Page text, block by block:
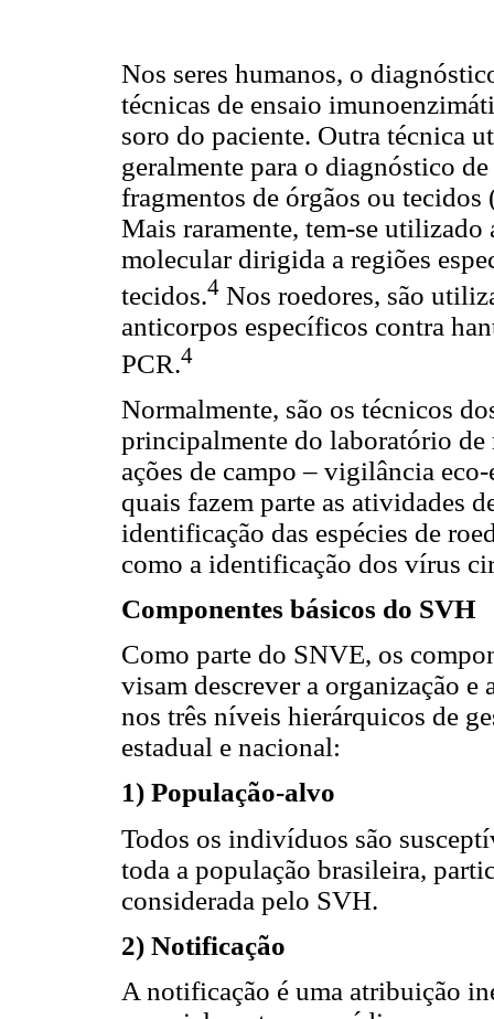
Nos seres humanos, o
técnicas de ensaio
soro do paciente. Outra técnica
geralmente para o diagnóstico
fragmentos de órgãos ou
Mais raramente, tem-se
molecular dirigida a regiões
tecidos.4 Nos roedores, são
anticorpos específicos contra
PCR.4
Normalmente, são os técnicos
principalmente do laboratório de
ações de campo – vigilância
quais fazem parte as atividades
identificação das espécies de
como a identificação dos vírus
Componentes básicos do SVH
Como parte do SNVE, os
visam descrever a organização e
nos três níveis hierárquicos de
estadual e nacional:
1) População-alvo
Todos os indivíduos são
toda a população brasileira,
considerada pelo SVH.
2) Notificação
A notificação é uma atribuição